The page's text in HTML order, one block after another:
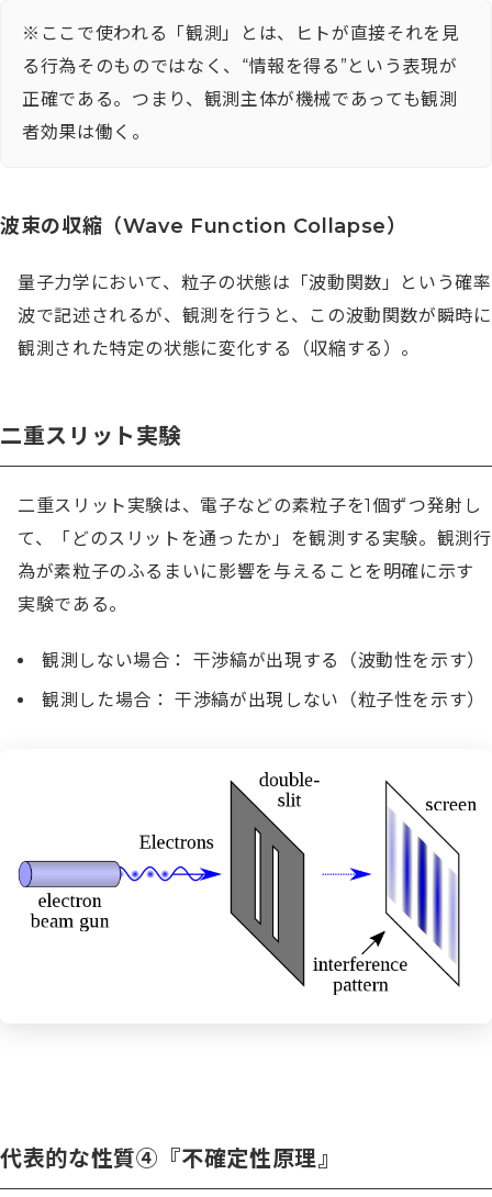
※ここで使われる「観測」とは、ヒトが直接それを見
る行為そのものではなく、“情報を得る”という表現が
正確である。つまり、観測主体が機械であっても観測
者効果は働く。
波束の収縮（Wave Function Collapse）
量子力学において、粒子の状態は「波動関数」という確率
波で記述されるが、観測を行うと、この波動関数が瞬時に
観測された特定の状態に変化する（収縮する）。
二重スリット実験
二重スリット実験は、電子などの素粒子を1個ずつ発射し
て、「どのスリットを通ったか」を観測する実験。観測行
為が素粒子のふるまいに影響を与えることを明確に示す
実験である。
観測しない場合： 干渉縞が出現する（波動性を示す）
観測した場合： 干渉縞が出現しない（粒子性を示す）
代表的な性質④『不確定性原理』